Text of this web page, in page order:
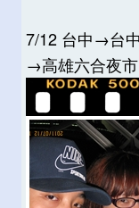
7/12 台中→台
→高雄六合夜